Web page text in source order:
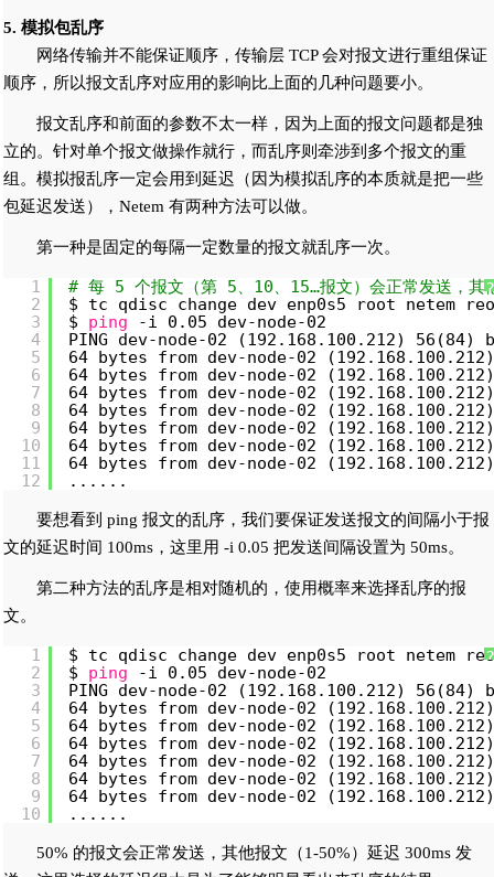
5. 模拟包乱序
网络传输并不能保证顺序，传输层 TCP 会对报文进行重组保证
顺序，所以报文乱序对应用的影响比上面的几种问题要小。
报文乱序和前面的参数不太一样，因为上面的报文问题都是独
立的。针对单个报文做操作就行，而乱序则牵涉到多个报文的重
组。模拟报乱序一定会用到延迟（因为模拟乱序的本质就是把一些
包延迟发送），Netem 有两种方法可以做。
第一种是固定的每隔一定数量的报文就乱序一次。
?
1
2
3
4
5
6
7
8
9
10
11
12
# 每 5 个报文（第 5、10、15…报文）会正常发送，其
$ tc qdisc change dev enp0s5 root netem
$ ping
-i 0.05 dev-node-02
PING dev-node-02 (192.168.100.212)
64 bytes from dev-node-02
64 bytes from dev-node-02
64 bytes from dev-node-02
64 bytes from dev-node-02
64 bytes from dev-node-02
64 bytes from dev-node-02
64 bytes from dev-node-02
......
要想看到 ping 报文的乱序，我们要保证发送报文的间隔小于报
文的延迟时间 100ms，这里用 -i 0.05 把发送间隔设置为 50ms。
第二种方法的乱序是相对随机的，使用概率来选择乱序的报
文。
?
1
2
3
4
5
6
7
8
9
10
$ tc qdisc change dev enp0s5 root netem
$ ping
-i 0.05 dev-node-02
PING dev-node-02 (192.168.100.212)
64 bytes from dev-node-02
64 bytes from dev-node-02
64 bytes from dev-node-02
64 bytes from dev-node-02
64 bytes from dev-node-02
64 bytes from dev-node-02
......
50% 的报文会正常发送，其他报文（1-50%）延迟 300ms 发